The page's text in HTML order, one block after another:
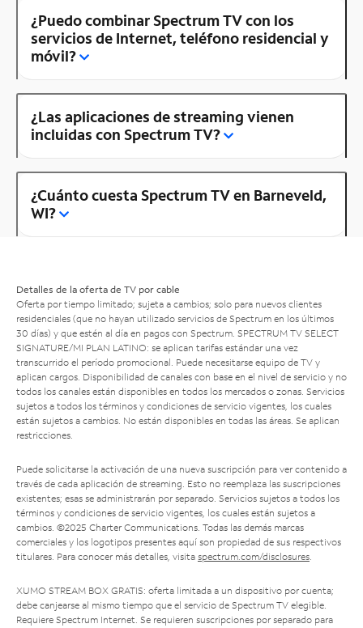
¿Puedo combinar Spectrum TV con los
servicios de Internet, teléfono residencial y
móvil?
¿Las aplicaciones de streaming vienen
incluidas con Spectrum TV?
¿Cuánto cuesta Spectrum TV en Barneveld,
WI?
Detalles de la oferta de TV por cable
Oferta por tiempo limitado; sujeta a cambios; solo para nuevos clientes
residenciales (que no hayan utilizado servicios de Spectrum en los últimos
30 días) y que estén al día en pagos con Spectrum. SPECTRUM TV SELECT
SIGNATURE/MI PLAN LATINO: se aplican tarifas estándar una vez
transcurrido el período promocional. Puede necesitarse equipo de TV y
aplican cargos. Disponibilidad de canales con base en el nivel de servicio y no
todos los canales están disponibles en todos los mercados o zonas. Servicios
sujetos a todos los términos y condiciones de servicio vigentes, los cuales
están sujetos a cambios. No están disponibles en todas las áreas. Se aplican
restricciones.
Puede solicitarse la activación de una nueva suscripción para ver contenido a
través de cada aplicación de streaming. Esto no reemplaza las suscripciones
existentes; esas se administrarán por separado. Servicios sujetos a todos los
términos y condiciones de servicio vigentes, los cuales están sujetos a
cambios. ©2025 Charter Communications. Todas las demás marcas
comerciales y los logotipos presentes aquí son propiedad de sus respectivos
titulares. Para conocer más detalles, visita spectrum.com/disclosures.
XUMO STREAM BOX GRATIS: oferta limitada a un dispositivo por cuenta;
debe canjearse al mismo tiempo que el servicio de Spectrum TV elegible.
Requiere Spectrum Internet. Se requieren suscripciones por separado para